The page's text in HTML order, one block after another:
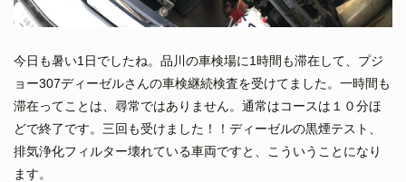
今日も暑い1日でしたね。品川の車検場に1時間も滞在して、プジ
ョー307ディーゼルさんの車検継続検査を受けてました。一時間も
滞在ってことは、尋常ではありません。通常はコースは１０分ほ
どで終了です。三回も受けました！！ディーゼルの黒煙テスト、
排気浄化フィルター壊れている車両ですと、こういうことになり
ます。